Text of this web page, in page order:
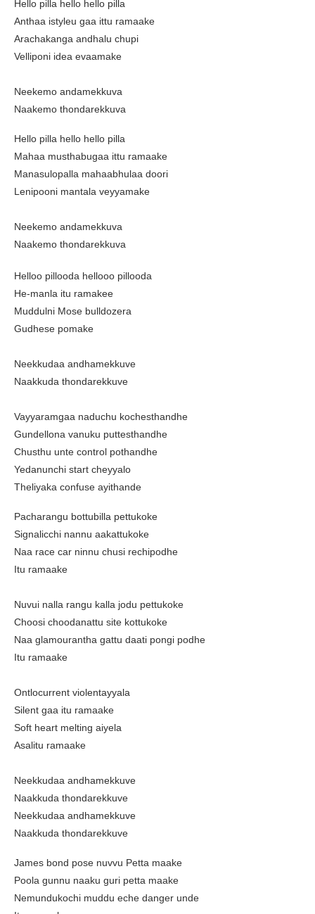
Hello pilla hello hello pilla
Anthaa istyleu gaa ittu ramaake
Arachakanga andhalu chupi
Velliponi idea evaamake
Neekemo andamekkuva
Naakemo thondarekkuva
Hello pilla hello hello pilla
Mahaa musthabugaa ittu ramaake
Manasulopalla mahaabhulaa doori
Lenipooni mantala veyyamake
Neekemo andamekkuva
Naakemo thondarekkuva
Helloo pillooda hellooo pillooda
He-manla itu ramakee
Muddulni Mose bulldozera
Gudhese pomake
Neekkudaa andhamekkuve
Naakkuda thondarekkuve
Vayyaramgaa naduchu kochesthandhe
Gundellona vanuku puttesthandhe
Chusthu unte control pothandhe
Yedanunchi start cheyyalo
Theliyaka confuse ayithande
Pacharangu bottubilla pettukoke
Signalicchi nannu aakattukoke
Naa race car ninnu chusi rechipodhe
Itu ramaake
Nuvui nalla rangu kalla jodu pettukoke
Choosi choodanattu site kottukoke
Naa glamourantha gattu daati pongi podhe
Itu ramaake
Ontlocurrent violentayyala
Silent gaa itu ramaake
Soft heart melting aiyela
Asalitu ramaake
Neekkudaa andhamekkuve
Naakkuda thondarekkuve
Neekkudaa andhamekkuve
Naakkuda thondarekkuve
James bond pose nuvvu Petta maake
Poola gunnu naaku guri petta maake
Nemundukochi muddu eche danger unde